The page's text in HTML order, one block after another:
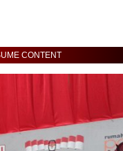
CONTENT